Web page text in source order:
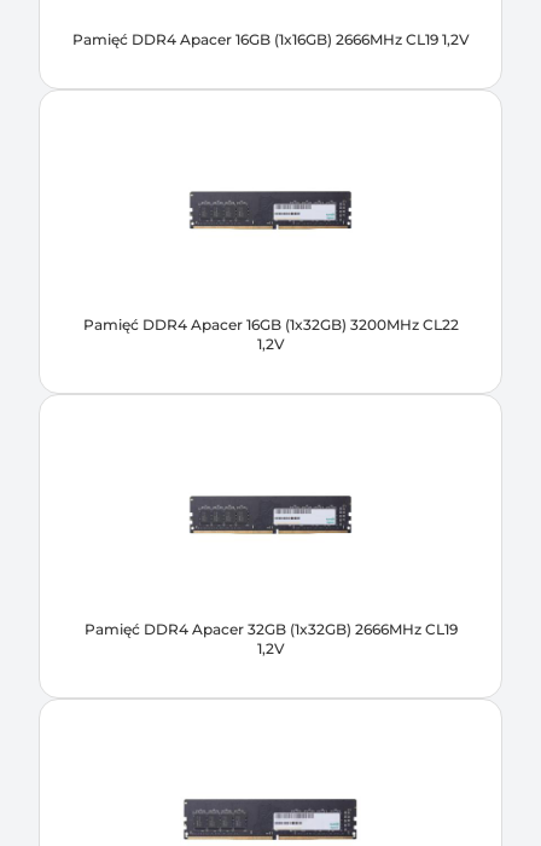
Pamięć DDR4 Apacer 16GB (1x16GB) 2666MHz CL19 1,2V
Pamięć DDR4 Apacer 16GB (1x32GB) 3200MHz CL22
1,2V
Pamięć DDR4 Apacer 32GB (1x32GB) 2666MHz CL19
1,2V